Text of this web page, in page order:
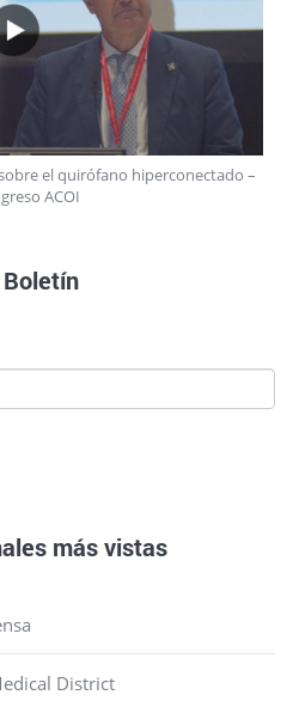
el quirófano hiperconectado –
ACOI
Boletín
más vistas
District